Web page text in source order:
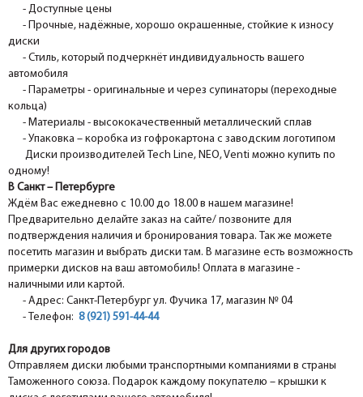
- Доступные цены
- Прочные, надёжные, хорошо окрашенные, стойкие к износу
диски
- Стиль, который подчеркнёт индивидуальность вашего
автомобиля
- Параметры - оригинальные и через супинаторы (переходные
кольца)
- Материалы - высококачественный металлический сплав
- Упаковка – коробка из гофрокартона с заводским логотипом
Диски производителей Tech Line, NEO, Venti можно купить по
одному!
В Санкт – Петербурге
Ждём Вас ежедневно с 10.00 до 18.00 в нашем магазине!
Предварительно делайте заказ на сайте/ позвоните для
подтверждения наличия и бронирования товара. Так же можете
посетить магазин и выбрать диски там. В магазине есть возможность
примерки дисков на ваш автомобиль! Оплата в магазине -
наличными или картой.
- Адрес: Санкт-Петербург ул. Фучика 17, магазин № 04
- Телефон: 8 (921) 591-44-44
Для других городов
Отправляем диски любыми транспортными компаниями в страны
Таможенного союза. Подарок каждому покупателю – крышки к